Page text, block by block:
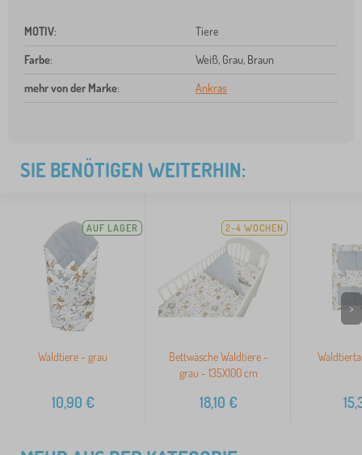
MOTIV: Tiere
Farbe: Weiß, Grau, Braun
mehr von der Marke: Ankras
SIE BENÖTIGEN WEITERHIN:
AUF LAGER
Waldtiere - grau
10,90 €
2-4 WOCHEN
Bettwäsche Waldtiere -
grau - 135X100 cm
18,10 €
>